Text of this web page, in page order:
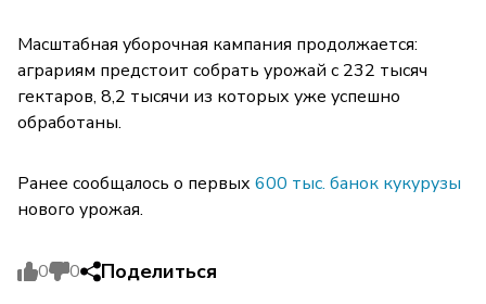
Масштабная уборочная кампания продолжается:
аграриям предстоит собрать урожай с 232 тысяч
гектаров, 8,2 тысячи из которых уже успешно
обработаны.
Ранее сообщалось о первых 600 тыс. банок кукурузы
нового урожая.
0 0 Поделиться